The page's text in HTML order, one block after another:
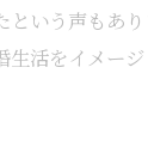
という声もあ
生活をイメー